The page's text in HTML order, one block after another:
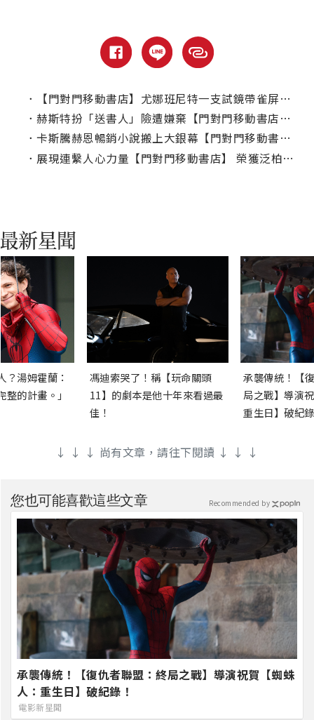
．
【門對門移動書店】尤娜班尼特一支試鏡帶雀屏中選！
． 赫斯特扮「送書人」險遭嫌棄【門對門移動書店】榮登德國影帝
． 卡斯騰赫恩暢銷小說搬上大銀幕【門對門移動書店】票房狂賣2億
． 展現連繫人心力量【門對門移動書店】 榮獲泛柏林電影節觀眾票選獎
？湯姆霍蘭：
的計畫。」
馮迪索哭了！稱【玩命關頭
11】的劇本是他十年來看過最
佳！
承襲傳統！【
局之戰】導演
重生日】破紀
↓ ↓ ↓ 尚有文章，請往下閱讀 ↓ ↓ ↓
您也可能喜歡這些文章
承襲傳統！【復仇者聯盟：終局之戰】導演祝賀【蜘蛛
人：重生日】破紀錄！
電影新星聞
Recommended by